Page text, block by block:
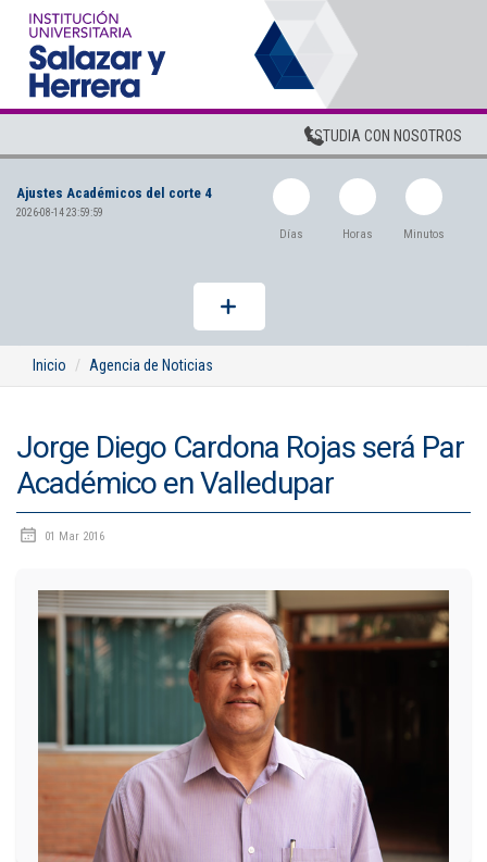
ESTUDIA CON NOSOTROS
Ajustes Académicos del corte 4
2026-08-14 23:59:59
Días Horas Minutos
Inicio Agencia de Noticias
Jorge Diego Cardona Rojas será Par
Académico en Valledupar
01 Mar 2016